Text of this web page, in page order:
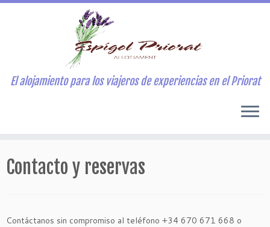
El alojamiento para los viajeros de experiencias en el Priorat
Contacto y reservas
Contáctanos sin compromiso al teléfono +34 670 671 668 o